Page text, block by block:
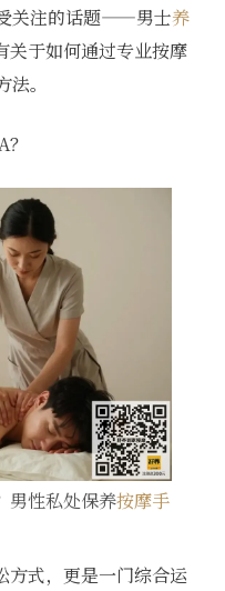
关注的话题——男士养
关于如何通过专业按摩
。
？
男性私处保养按摩手
方式，更是一门综合运